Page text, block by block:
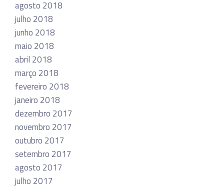
agosto 2018
julho 2018
junho 2018
maio 2018
abril 2018
março 2018
fevereiro 2018
janeiro 2018
dezembro 2017
novembro 2017
outubro 2017
setembro 2017
agosto 2017
julho 2017